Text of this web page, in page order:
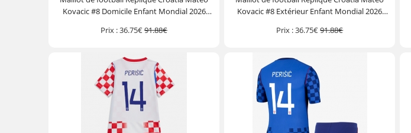
Kovacic #8 Domicile Enfant Mondial 2026
Prix :36.75€91.88€
Kovacic #8 Extérieur Enfant Mondial 2026
Prix :36.75€91.88€